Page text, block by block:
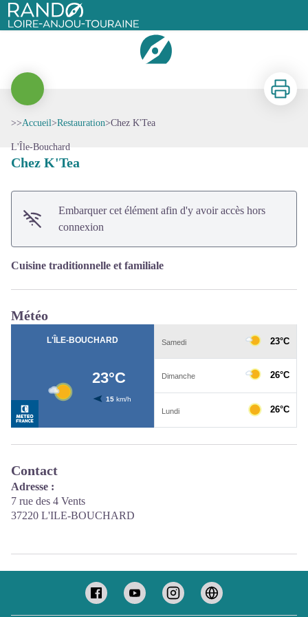
Rando Loire-Anjou-Touraine
Chez K'Tea
Voir l'image en plein écran
Imprimer
>>Accueil>Restauration>Chez K'Tea
L'Île-Bouchard
Chez K'Tea
Embarquer cet élément afin d'y avoir accès hors
connexion
Cuisine traditionnelle et familiale
Météo
Contact
Adresse :
7 rue des 4 Vents
37220 L'ILE-BOUCHARD